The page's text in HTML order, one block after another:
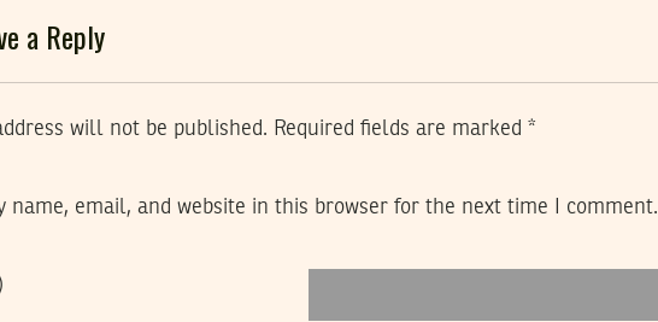
a Reply
will not be published. Required fields are marked*
name, email, and website in this browser for the next time I comment.